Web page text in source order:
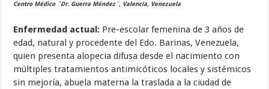
Centro Médico ¨Dr. Guerra Méndez¨, Valencia, Venezuela
Enfermedad actual: Pre-escolar femenina de 3 años de
edad, natural y procedente del Edo. Barinas, Venezuela,
quien presenta alopecia difusa desde el nacimiento con
múltiples tratamientos antimicóticos locales y sistémicos
sin mejoría, abuela materna la traslada a la ciudad de